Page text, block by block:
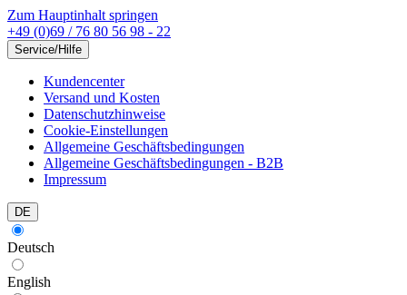
Zum Hauptinhalt springen
+49 (0)69 / 76 80 56 98 - 22
Service/Hilfe
Kundencenter
Versand und Kosten
Datenschutzhinweise
Cookie-Einstellungen
Allgemeine Geschäftsbedingungen
Allgemeine Geschäftsbedingungen - B2B
Impressum
DE
Deutsch
English